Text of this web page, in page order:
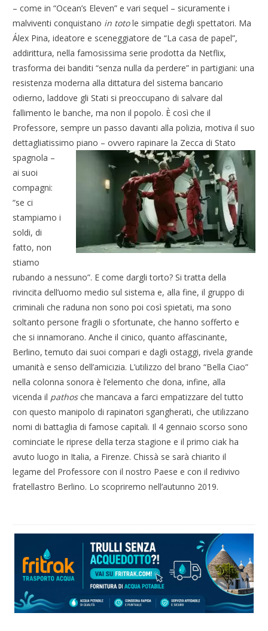
– come in “Ocean’s Eleven” e vari sequel – sicuramente i
malviventi conquistano in totole simpatie degli spettatori. Ma
Álex Pina, ideatore e sceneggiatore de “La casa de papel”,
addirittura, nella famosissima serie prodotta da Netflix,
trasforma dei banditi “senza nulla da perdere” in partigiani: una
resistenza moderna alla dittatura del sistema bancario
odierno, laddove gli Stati si preoccupano di salvare dal
fallimento le banche, ma non il popolo. È così che il
Professore, sempre un passo davanti alla polizia, motiva il suo
dettagliatissimo piano – ovvero rapinare la Zecca di Stato
spagnola –
ai suoi
compagni:
“se ci
stampiamo i
soldi, di
fatto, non
stiamo
rubando a nessuno”. E come dargli torto? Si tratta della
rivincita dell’uomo medio sul sistema e, alla fine, il gruppo di
criminali che raduna non sono poi così spietati, ma sono
soltanto persone fragili o sfortunate, che hanno sofferto e
che si innamorano. Anche il cinico, quanto affascinante,
Berlino, temuto dai suoi compari e dagli ostaggi, rivela grande
umanità e senso dell’amicizia. L’utilizzo del brano “Bella Ciao”
nella colonna sonora è l’elemento che dona, infine, alla
vicenda il pathosche mancava a farci empatizzare del tutto
con questo manipolo di rapinatori sgangherati, che utilizzano
nomi di battaglia di famose capitali. Il 4 gennaio scorso sono
cominciate le riprese della terza stagione e il primo ciak ha
avuto luogo in Italia, a Firenze. Chissà se sarà chiarito il
legame del Professore con il nostro Paese e con il redivivo
fratellastro Berlino. Lo scopriremo nell’autunno 2019.